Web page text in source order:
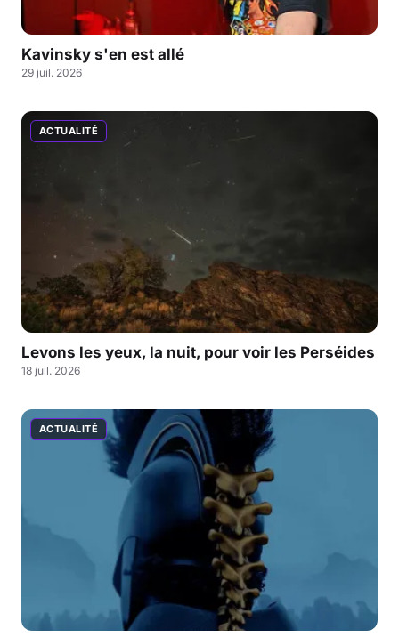
Kavinsky s'en est allé
29 juil. 2026
ACTUALITÉ
Levons les yeux, la nuit, pour voir les Perséides
18 juil. 2026
ACTUALITÉ